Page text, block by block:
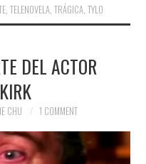
, TELENOVELA, TRÁGICA, TYLO
DEL ACTOR
CHU 1 COMMENT